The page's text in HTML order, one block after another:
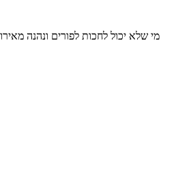
מי שלא יכול לחכות לפורים ונהנה